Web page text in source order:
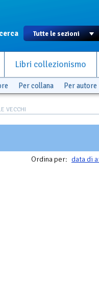
Libri collezionismo
Per collana Per autore
VECCHI
Ordina per: data di